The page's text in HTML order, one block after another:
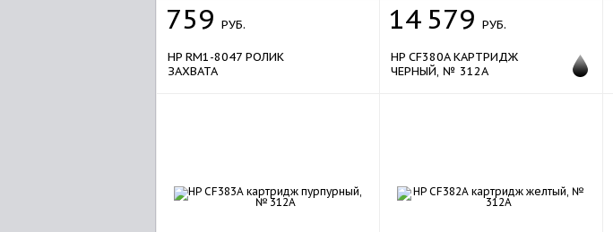
759 РУБ.
HP RM1-8047 РОЛИК
ЗАХВАТА
14 579 РУБ.
HP CF380A КАРТРИДЖ
ЧЕРНЫЙ, № 312A